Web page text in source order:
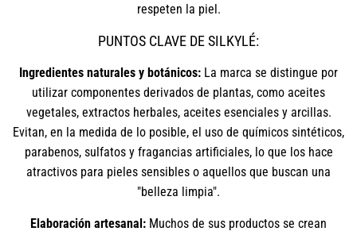
respeten la piel.
PUNTOS CLAVE DE SILKYLÉ:
Ingredientes naturales y botánicos: La marca se distingue por
utilizar componentes derivados de plantas, como aceites
vegetales, extractos herbales, aceites esenciales y arcillas.
Evitan, en la medida de lo posible, el uso de químicos sintéticos,
parabenos, sulfatos y fragancias artificiales, lo que los hace
atractivos para pieles sensibles o aquellos que buscan una
"belleza limpia".
Elaboración artesanal: Muchos de sus productos se crean